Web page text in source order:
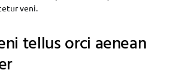
veni.
tellus orci aenean